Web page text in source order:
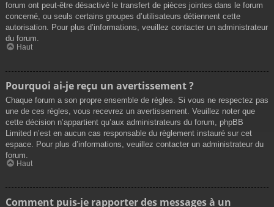
forum ont peut-être désactivé le transfert de pièces jointes dans le forum
concerné, ou seuls certains groupes d’utilisateurs détiennent cette
autorisation. Pour plus d’informations, veuillez contacter un administrateur
du forum.
Haut
Pourquoi ai-je reçu un avertissement ?
Chaque forum a son propre ensemble de règles. Si vous ne respectez pas
une de ces règles, vous recevrez un avertissement. Veuillez noter que
cette décision n’appartient qu’aux administrateurs du forum, phpBB
Limited n’est en aucun cas responsable du règlement instauré sur cet
espace. Pour plus d’informations, veuillez contacter un administrateur du
forum.
Haut
Comment puis-je rapporter des messages à un